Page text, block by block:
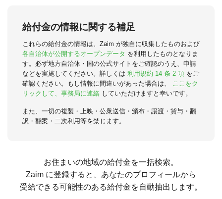
給付金の情報に関する補足
これらの給付金の情報は、Zaim が独自に収集したものおよび
各自治体が公開するオープンデータ を利用したものとなりま
す。必ず地方自治体・国の公式サイトをご確認のうえ、申請
などを実施してください。詳しくは 利用規約 14 条 2 項 をご
確認ください。もし情報に間違いがあった場合は、
ここをク
リックして、事務局に連絡 していただけますと幸いです。
また、一切の複製・上映・公衆送信・頒布・譲渡・貸与・翻
訳・翻案・二次利用等を禁じます。
お住まいの地域の給付金を一括検索。
Zaim に登録すると、あなたのプロフィールから
受給できる可能性のある給付金を自動抽出します。